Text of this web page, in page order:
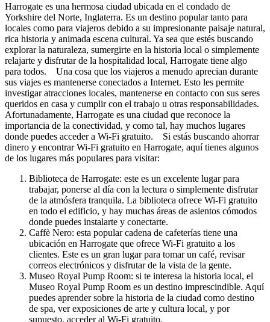
Harrogate es una hermosa ciudad ubicada en el condado de
Yorkshire del Norte, Inglaterra. Es un destino popular tanto para
locales como para viajeros debido a su impresionante paisaje natural,
rica historia y animada escena cultural. Ya sea que estés buscando
explorar la naturaleza, sumergirte en la historia local o simplemente
relajarte y disfrutar de la hospitalidad local, Harrogate tiene algo
para todos. Una cosa que los viajeros a menudo aprecian durante
sus viajes es mantenerse conectados a Internet. Esto les permite
investigar atracciones locales, mantenerse en contacto con sus seres
queridos en casa y cumplir con el trabajo u otras responsabilidades.
Afortunadamente, Harrogate es una ciudad que reconoce la
importancia de la conectividad, y como tal, hay muchos lugares
donde puedes acceder a Wi-Fi gratuito. Si estás buscando ahorrar
dinero y encontrar Wi-Fi gratuito en Harrogate, aquí tienes algunos
de los lugares más populares para visitar:
Biblioteca de Harrogate: este es un excelente lugar para
trabajar, ponerse al día con la lectura o simplemente disfrutar
de la atmósfera tranquila. La biblioteca ofrece Wi-Fi gratuito
en todo el edificio, y hay muchas áreas de asientos cómodos
donde puedes instalarte y conectarte.
Caffè Nero: esta popular cadena de cafeterías tiene una
ubicación en Harrogate que ofrece Wi-Fi gratuito a los
clientes. Este es un gran lugar para tomar un café, revisar
correos electrónicos y disfrutar de la vista de la gente.
Museo Royal Pump Room: si te interesa la historia local, el
Museo Royal Pump Room es un destino imprescindible. Aquí
puedes aprender sobre la historia de la ciudad como destino
de spa, ver exposiciones de arte y cultura local, y por
supuesto, acceder al Wi-Fi gratuito.